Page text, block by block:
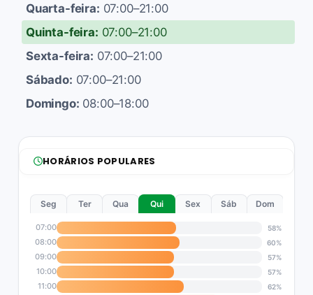
Quarta-feira: 07:00–21:00
Quinta-feira: 07:00–21:00
Sexta-feira: 07:00–21:00
Sábado: 07:00–21:00
Domingo: 08:00–18:00
HORÁRIOS POPULARES
Seg Ter Qua Qui Sex Sáb Dom
07:00 58%
08:00 60%
09:00 57%
10:00 57%
11:00 62%